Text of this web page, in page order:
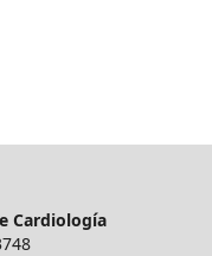
Cardiología